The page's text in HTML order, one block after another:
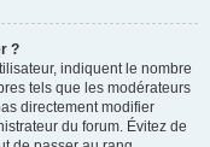
?
indiquent le nombre
tels que les modérateurs
directement modifier
du forum. Évitez de